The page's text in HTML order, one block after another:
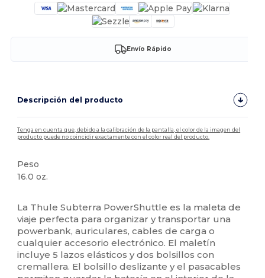
Envío Rápido
Descripción del producto
Tenga en cuenta que, debido a la calibración de la pantalla, el color de la imagen del
producto puede no coincidir exactamente con el color real del producto.
Peso
16.0 oz.
La Thule Subterra PowerShuttle es la maleta de
viaje perfecta para organizar y transportar una
powerbank, auriculares, cables de carga o
cualquier accesorio electrónico. El maletín
incluye 5 lazos elásticos y dos bolsillos con
cremallera. El bolsillo deslizante y el pasacables